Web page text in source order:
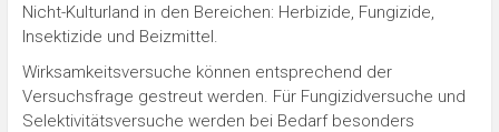
Nicht-Kulturland in den Bereichen: Herbizide, Fungizide,
Insektizide und Beizmittel.
Wirksamkeitsversuche können entsprechend der
Versuchsfrage gestreut werden. Für Fungizidversuche und
Selektivitätsversuche werden bei Bedarf besonders